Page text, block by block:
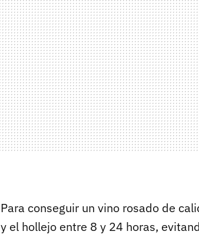
Para conseguir un vino rosado de
y el hollejo entre 8 y 24 horas,